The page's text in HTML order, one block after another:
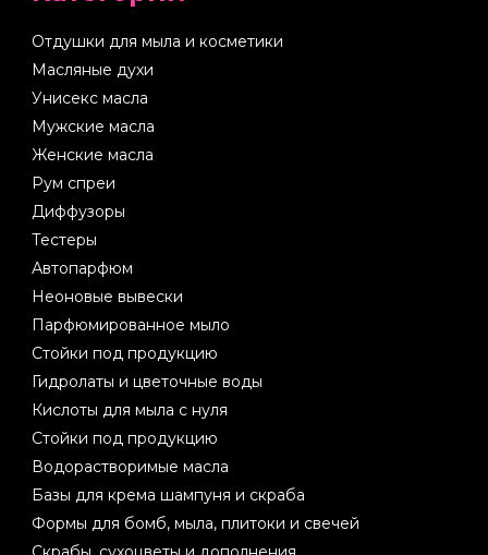
Отдушки для мыла и косметики
Масляные духи
Унисекс масла
Мужские масла
Женские масла
Рум спреи
Диффузоры
Тестеры
Автопарфюм
Неоновые вывески
Парфюмированное мыло
Стойки под продукцию
Гидролаты и цветочные воды
Кислоты для мыла с нуля
Стойки под продукцию
Водорастворимые масла
Базы для крема шампуня и скраба
Формы для бомб, мыла, плитоки и свечей